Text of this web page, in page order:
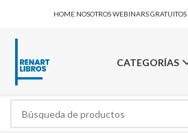
HOME NOSOTROSWEBINARS GRATUITOS
CATEGORÍAS